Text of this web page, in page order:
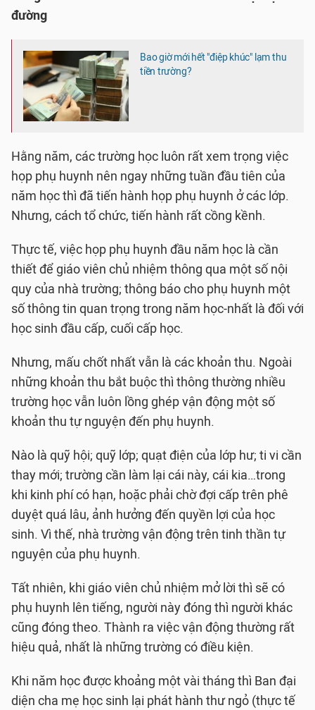
đường
Bao giờ mới hết "điệp khúc" lạm thu
tiền trường?
Hằng năm, các trường học luôn rất xem trọng việc
họp phụ huynh nên ngay những tuần đầu tiên của
năm học thì đã tiến hành họp phụ huynh ở các lớp.
Nhưng, cách tổ chức, tiến hành rất cồng kềnh.
Thực tế, việc họp phụ huynh đầu năm học là cần
thiết để giáo viên chủ nhiệm thông qua một số nội
quy của nhà trường; thông báo cho phụ huynh một
số thông tin quan trọng trong năm học-nhất là đối với
học sinh đầu cấp, cuối cấp học.
Nhưng, mấu chốt nhất vẫn là các khoản thu. Ngoài
những khoản thu bắt buộc thì thông thường nhiều
trường học vẫn luôn lồng ghép vận động một số
khoản thu tự nguyện đến phụ huynh.
Nào là quỹ hội; quỹ lớp; quạt điện của lớp hư; ti vi cần
thay mới; trường cần làm lại cái này, cái kia…trong
khi kinh phí có hạn, hoặc phải chờ đợi cấp trên phê
duyệt quá lâu, ảnh hưởng đến quyền lợi của học
sinh. Vì thế, nhà trường vận động trên tinh thần tự
nguyện của phụ huynh.
Tất nhiên, khi giáo viên chủ nhiệm mở lời thì sẽ có
phụ huynh lên tiếng, người này đóng thì người khác
cũng đóng theo. Thành ra việc vận động thường rất
hiệu quả, nhất là những trường có điều kiện.
Khi năm học được khoảng một vài tháng thì Ban đại
diện cha mẹ học sinh lại phát hành thư ngỏ (thực tế